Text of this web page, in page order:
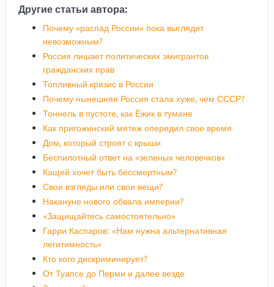
Другие статьи автора:
Почему «распад России» пока выглядит
невозможным?
Россия лишает политических эмигрантов
гражданских прав
Топливный кризис в России
Почему нынешняя Россия стала хуже, чем СССР?
Тоннель в пустоте, как Ёжик в тумане
Как пригожинский мятеж опередил свое время
Дом, который строят с крыши
Беспилотный ответ на «зеленых человечков»
Кащей хочет быть бессмертным?
Свои взгляды или свои вещи?
Накануне нового обвала империи?
«Защищайтесь самостоятельно»
Гарри Каспаров: «Нам нужна альтернативная
легитимность»
Кто кого дискриминирует?
От Туапсе до Перми и далее везде